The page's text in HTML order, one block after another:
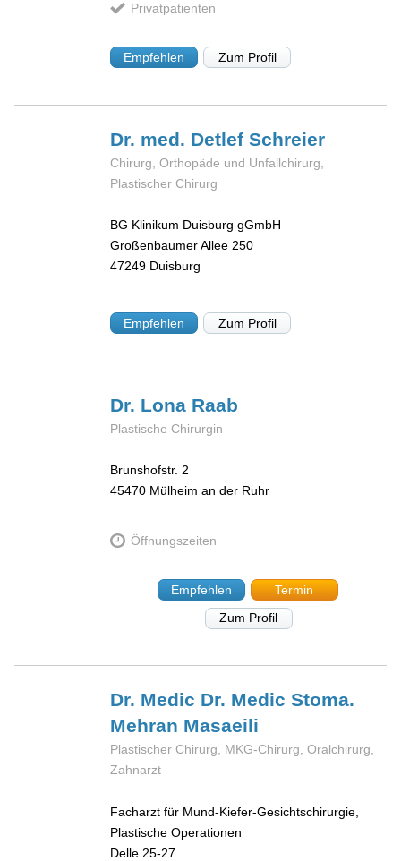
Privatpatienten
Empfehlen Zum Profil
Dr. med. DetlefSchreier
Chirurg, Orthopäde und Unfallchirurg,
Plastischer Chirurg
BG Klinikum Duisburg gGmbH
Großenbaumer Allee 250
47249 Duisburg
Empfehlen Zum Profil
Dr. Lona Raab
Plastische Chirurgin
Brunshofstr. 2
45470 Mülheim an der Ruhr
Öffnungszeiten
Empfehlen
Termin
Zum Profil
Dr. Medic Dr. Medic Stoma.
Mehran Masaeili
Plastischer Chirurg, MKG-Chirurg, Oralchirurg,
Zahnarzt
Facharzt für Mund-Kiefer-Gesichtschirurgie,
Plastische Operationen
Delle 25-27